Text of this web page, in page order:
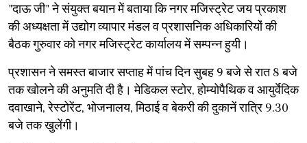
"दाऊ जी" ने संयुक्त बयान में बताया कि नगर मजिस्ट्रेट जय प्रकाश
की अध्यक्षता में उद्योग व्यापार मंडल व प्रशासनिक अधिकारियों की
बैठक गुरुवार को नगर मजिस्ट्रेट कार्यालय में सम्पन्न हुयी।
प्रशासन ने समस्त बाजार सप्ताह में पांच दिन सुबह 9 बजे से रात 8 बजे
तक खोलने की अनुमति दी है। मेडिकल स्टोर, होम्योपैथिक व आयुर्वेदिक
दवाखाने, रेस्टोरेंट, भोजनालय, मिठाई व बेकरी की दुकानें रात्रि 9.30
बजे तक खुलेंगी।